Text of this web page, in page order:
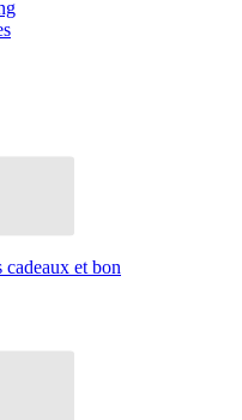
et bon